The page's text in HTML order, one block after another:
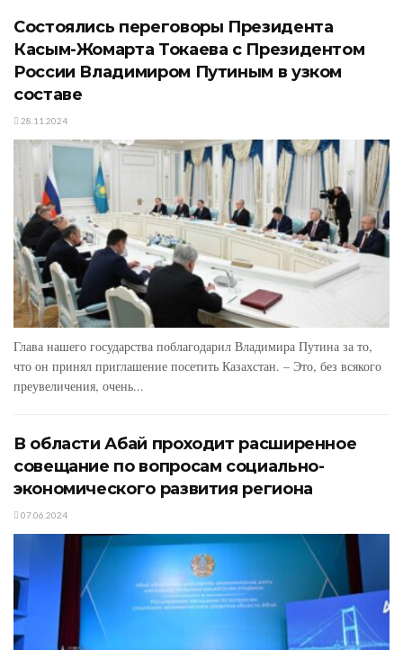
Состоялись переговоры Президента
Касым-Жомарта Токаева с Президентом
России Владимиром Путиным в узком
составе
28.11.2024
Глава нашего государства поблагодарил Владимира Путина за то,
что он принял приглашение посетить Казахстан. – Это, без всякого
преувеличения, очень...
В области Абай проходит расширенное
совещание по вопросам социально-
экономического развития региона
07.06.2024